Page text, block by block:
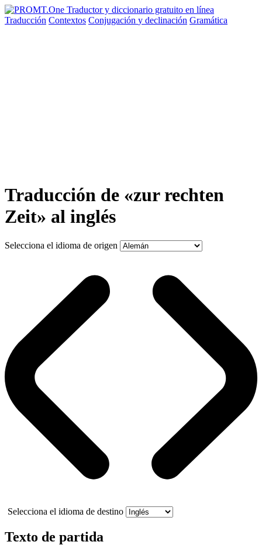
Traducción Contextos Conjugación y declinación Gramática
Traducción de «zur rechten
Zeit» al inglés
Selecciona el idioma de origen
Selecciona el idioma de destino
Texto de partida